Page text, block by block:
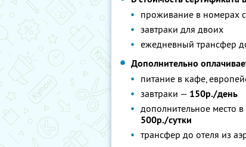
проживание в номерах
завтраки для двоих
ежедневный трансфер
Дополнительно
питание в кафе,
завтраки — 150р./день
дополнительное место
500р./сутки
трансфер до отеля из